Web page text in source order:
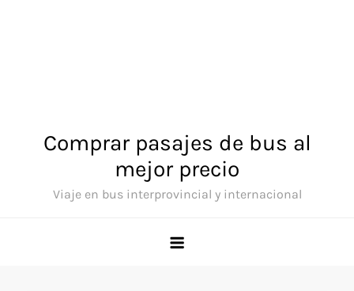
Comprar pasajes de bus al
mejor precio
Viaje en bus interprovincial y internacional